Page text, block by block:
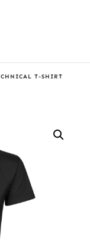
T-SHIRT